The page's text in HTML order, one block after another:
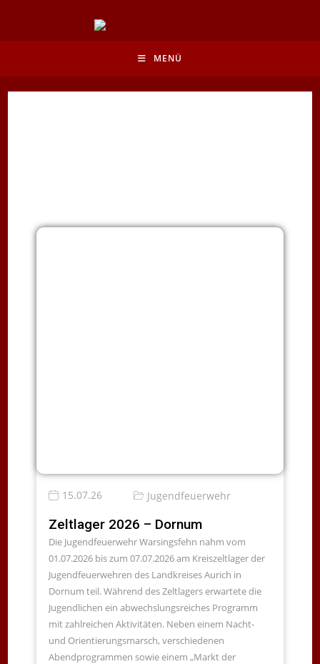
MENÜ
15.07.26 Jugendfeuerwehr
Zeltlager 2026 – Dornum
Die Jugendfeuerwehr Warsingsfehn nahm vom
01.07.2026 bis zum 07.07.2026 am Kreiszeltlager der
Jugendfeuerwehren des Landkreises Aurich in
Dornum teil. Während des Zeltlagers erwartete die
Jugendlichen ein abwechslungsreiches Programm
mit zahlreichen Aktivitäten. Neben einem Nacht-
und Orientierungsmarsch, verschiedenen
Abendprogrammen sowie einem „Markt der